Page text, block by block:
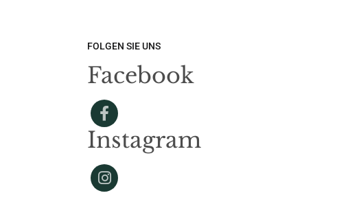
FOLGEN SIE UNS
Facebook
Instagram